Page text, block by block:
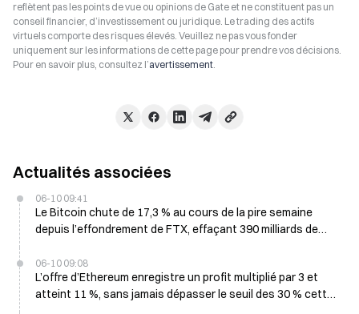
reflètent pas les points de vue ou opinions de Gate et ne constituent pas un
conseil financier, d’investissement ou juridique. Le trading des actifs
virtuels comporte des risques élevés. Veuillez ne pas vous fonder
uniquement sur les informations de cette page pour prendre vos décisions.
Pour en savoir plus, consultez l’avertissement.
Actualités associées
06-10 09:41
Le Bitcoin chute de 17,3 % au cours de la pire semaine
depuis l’effondrement de FTX, effaçant 390 milliards de
06-10 09:08
L’offre d’Ethereum enregistre un profit multiplié par 3 et
atteint 11 %, sans jamais dépasser le seuil des 30 % cette